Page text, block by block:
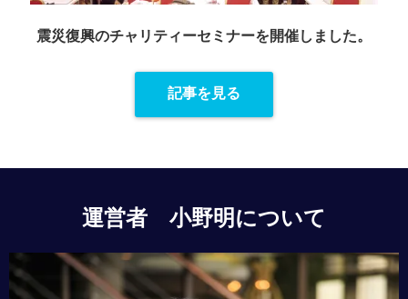
震災復興のチャリティーセミナーを開催しました。
記事を見る
運営者 小野明について